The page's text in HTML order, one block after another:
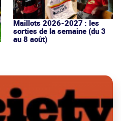
Maillots 2026-2027 : les
sorties de la semaine (du 3
au 8 août)